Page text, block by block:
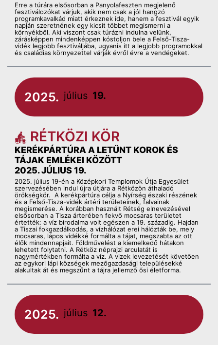
Erre a túrára elsősorban a Panyolafeszten megjelenő
fesztiválozókat várjuk, akik nem csak a jól hangzó
programkavalkád miatt érkeznek ide, hanem a fesztivál egyik
napján szeretnének egy kicsit többet megismerni a
környékből. Aki viszont csak túrázni indulna velünk,
zárásképpen mindenképpen kóstoljon bele a Felső-Tisza-
vidék legjobb fesztiváljába, ugyanis itt a legjobb programokkal
és családias környezettel várják évről évre a vendégeket.
2025. július 19.
RÉTKÖZI KÖR
KERÉKPÁRTÚRA A LETŰNT KOROK ÉS
TÁJAK EMLÉKEI KÖZÖTT
2025. JÚLIUS 19.
2025. július 19-én a Középkori Templomok Útja Egyesület
szervezésében indul újra útjára a Rétközön áthaladó
örökségkör. A kerékpártúra célja a Nyírség északi részének
és a Felső-Tisza-vidék ártéri területeinek, falvainak
megismerése. A korábban használt Rétség elnevezésével
elsősorban a Tisza árterében fekvő mocsaras területet
értették: a víz birodalma volt egészen a 19. századig. Hajdan
a Tiszai fokgazdálkodás, a vízhálózat erei hálózták be, mely
mocsaras, lápos vidékké formálta a tájat, megszabta az ott
élők mindennapjait. Földművelést a kiemelkedő hátakon
lehetett folytatni. A Rétköz néprajzi arculatát is
nagymértékben formálta a víz. A vizek levezetését követően
az egykori lápi községek mezőgazdasági településekké
alakultak át és megszűnt a tájra jellemző ősi életforma.
2025. július 12.